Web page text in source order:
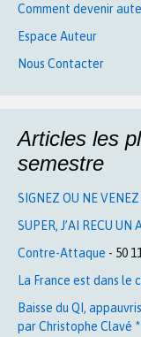
Comment devenir
Espace Auteur
Nous Contacter
Articles les
semestre
SIGNEZ OU NE
SUPER, J’AI RECU UN
Contre-Attaque - 50
La France est dans le
Baisse du QI,
par Christophe Clavé *